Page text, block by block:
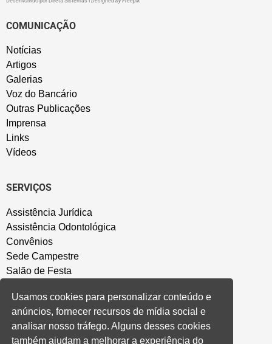
COMUNICAÇÃO
Notícias
Artigos
Galerias
Voz do Bancário
Outras Publicações
Imprensa
Links
Vídeos
SERVIÇOS
Assistência Jurídica
Assistência Odontológica
Convênios
Sede Campestre
Salão de Festa
CONVENÇÃO COLETIVA E ACORDOS
Usamos cookies para personalizar conteúdo e
anúncios, fornecer recursos de mídia social e
analisar nosso tráfego. Alguns desses cookies
também ajudam a melhorar a experiência do